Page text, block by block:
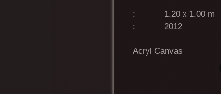
:
1.20 x 1.00 m
:
2012
Acryl Canvas